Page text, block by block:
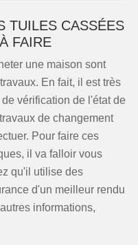
TUILES CASSÉES
FAIRE
une maison sont
En fait, il est très
vérification de l'état de
de changement
Pour faire ces
il va falloir vous
qu'il utilise des
d'un meilleur rendu
informations,